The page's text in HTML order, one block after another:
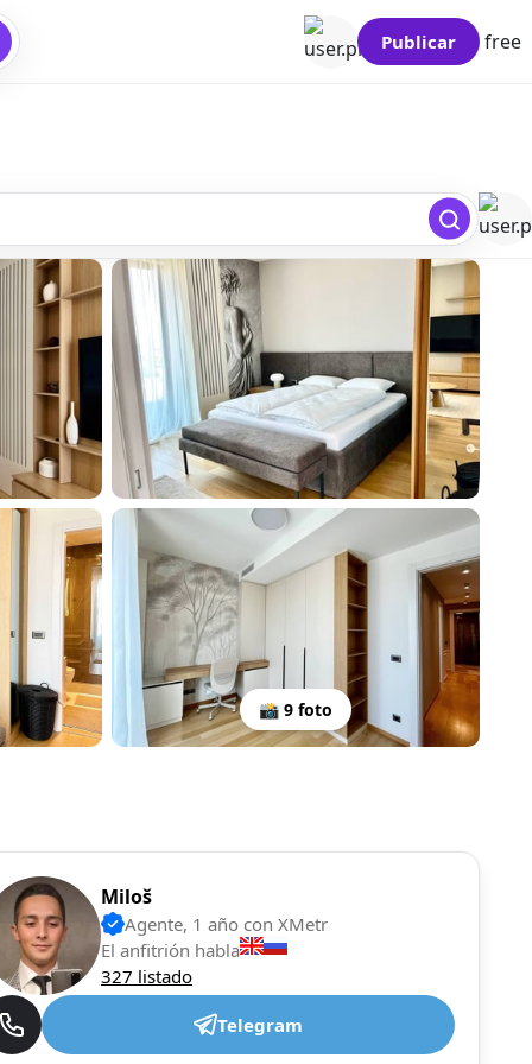
free
Publicar
📸 9 foto
Miloš
Agente, 1 año con XMetr
El anfitrión habla
327 listado
Telegram